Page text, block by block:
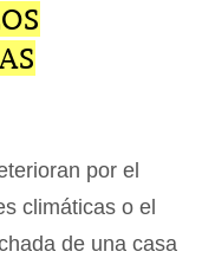
por el
climáticas o el
de una casa